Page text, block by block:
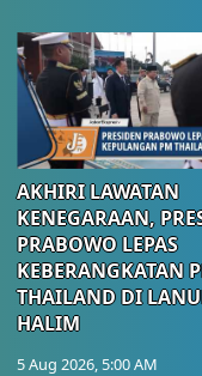
AKHIRI LAWATAN
KENEGARAAN,
PRABOWO LEPAS
KEBERANGKATAN
THAILAND DI
HALIM
5 Aug 2026, 5:00 AM